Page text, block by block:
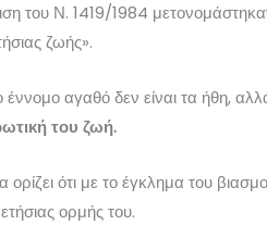
του Ν. 1419/1984
ζωής».
αγαθό δεν είναι τα ήθη,
του ζωή.
ορίζει ότι με το έγκλημα του
ορμής του.